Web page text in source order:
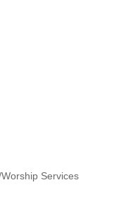
Services